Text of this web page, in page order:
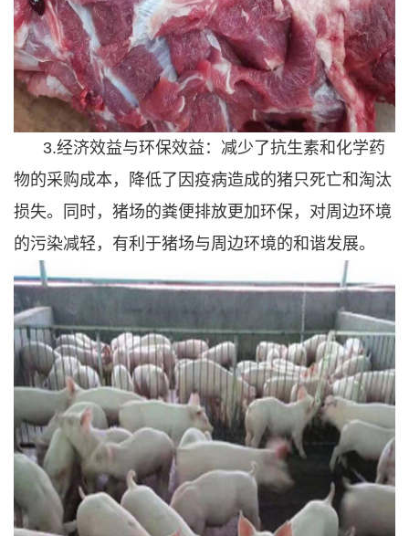
3.经济效益与环保效益：减少了抗生素和化学药
物的采购成本，降低了因疫病造成的猪只死亡和淘汰
损失。同时，猪场的粪便排放更加环保，对周边环境
的污染减轻，有利于猪场与周边环境的和谐发展。